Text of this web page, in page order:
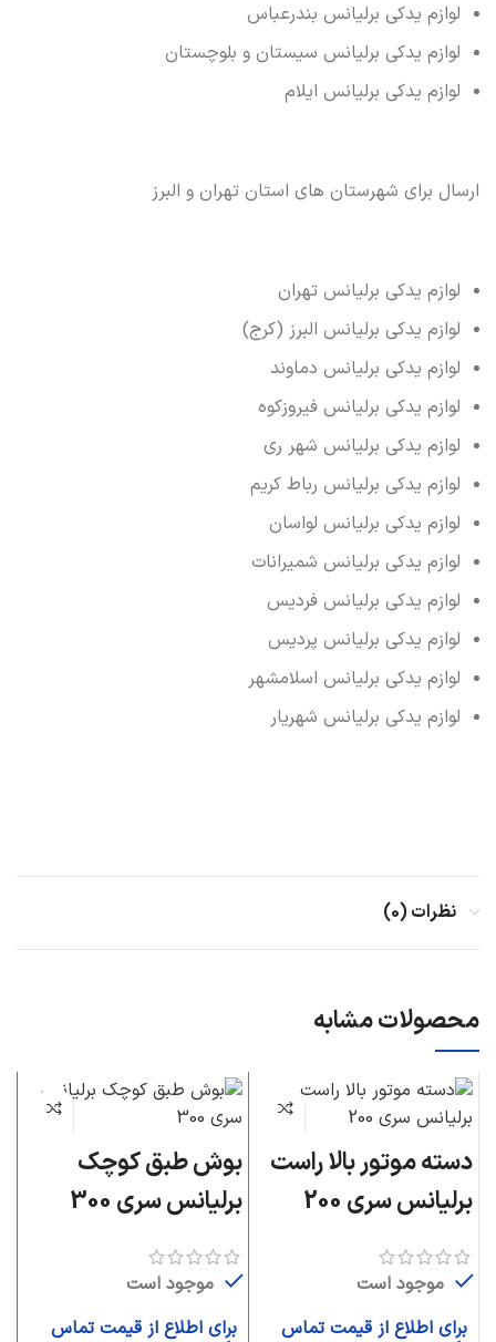
لوازم یدکی برلیانس بندرعباس
لوازم یدکی برلیانس سیستان و بلوچستان
لوازم یدکی برلیانس ایلام
ارسال برای شهرستان های استان تهران و البرز
لوازم یدکی برلیانس تهران
لوازم یدکی برلیانس البرز (کرج)
لوازم یدکی برلیانس دماوند
لوازم یدکی برلیانس فیروزکوه
لوازم یدکی برلیانس شهر ری
لوازم یدکی برلیانس رباط کریم
لوازم یدکی برلیانس لواسان
لوازم یدکی برلیانس شمیرانات
لوازم یدکی برلیانس فردیس
لوازم یدکی برلیانس پردیس
لوازم یدکی برلیانس اسلامشهر
لوازم یدکی برلیانس شهریار
نظرات (0)
محصولات مشابه
دسته موتور بالا راست
برلیانس سری 200
موجود است
برای اطلاع از قیمت تماس
بوش طبق کوچک
برلیانس سری 300
موجود است
برای اطلاع از قیمت تماس